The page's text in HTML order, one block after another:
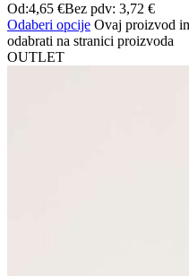
Od:4,65 €Bez pdv: 3,72 €
Odaberi opcije Ovaj proizvod
odabrati na stranici proizvoda
OUTLET